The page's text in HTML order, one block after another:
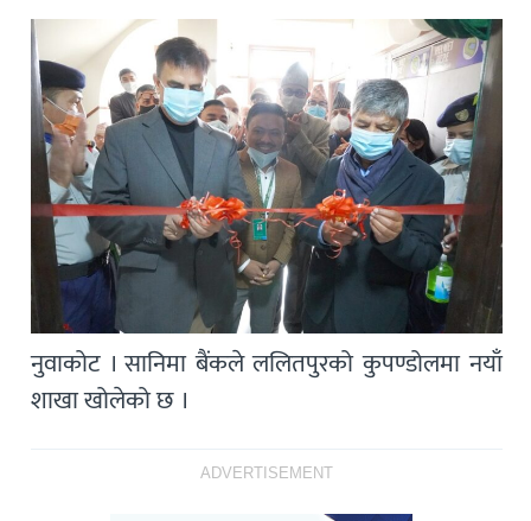
नुवाकोट । सानिमा बैंकले ललितपुरको कुपण्डोलमा नयाँ
शाखा खोलेको छ ।
ADVERTISEMENT